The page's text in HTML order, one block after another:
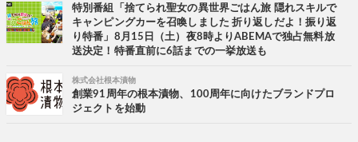
特別番組「捨てられ聖女の異世界ごはん旅 隠れスキルで
キャンピングカーを召喚しました 折り返しだよ！振り返
り特番」8月15日（土）夜8時よりABEMAで独占無料放
送決定！特番直前に6話までの一挙放送も
株式会社根本漬物
創業91周年の根本漬物、100周年に向けたブランドプロ
ジェクトを始動